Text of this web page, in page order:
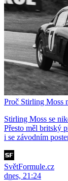
Proč Stirling Moss
Stirling Moss se
Přesto měl britský
i se závodním
SvětFormule.cz
dnes, 21:24